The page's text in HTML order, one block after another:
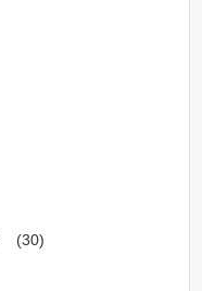
(30)